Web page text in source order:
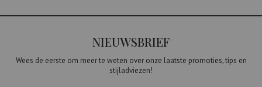
NIEUWSBRIEF
Wees de eerste om meer te weten over onze laatste promoties, tips en
stijladviezen!